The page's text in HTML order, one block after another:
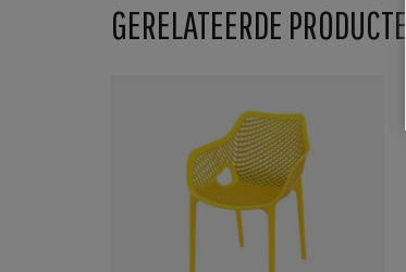
GERELATEERDE PRODUCTEN